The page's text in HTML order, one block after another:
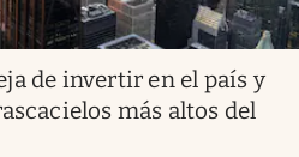
de invertir en el país y
más altos del